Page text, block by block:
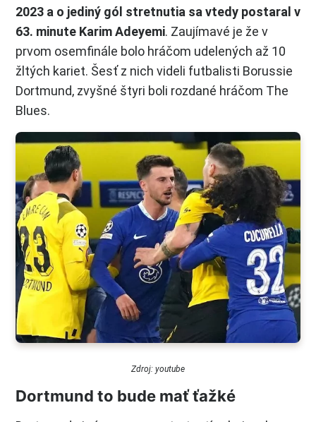
2023 a o jediný gól stretnutia sa vtedy postaral v
63. minute Karim Adeyemi. Zaujímavé je že v
prvom osemfinále bolo hráčom udelených až 10
žltých kariet. Šesť z nich videli futbalisti Borussie
Dortmund, zvyšné štyri boli rozdané hráčom The
Blues.
Zdroj: youtube
Dortmund to bude mať ťažké